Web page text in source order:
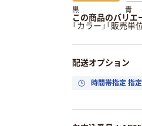
黒 青
この商品のバリエ
「カラー」「販売
配送オプション
時間帯指定 指